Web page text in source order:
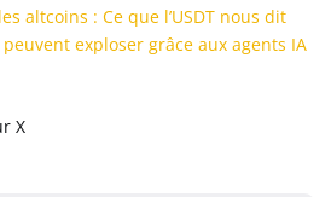
altcoins : Ce que l’USDT nous dit
exploser grâce aux agents IA
X